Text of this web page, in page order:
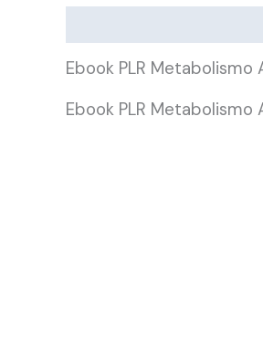
Ebook PLR
Ebook PLR